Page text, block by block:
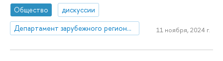
Общество
дискуссии
Департамент зарубежного регионоведения
11 ноября, 2024 г.